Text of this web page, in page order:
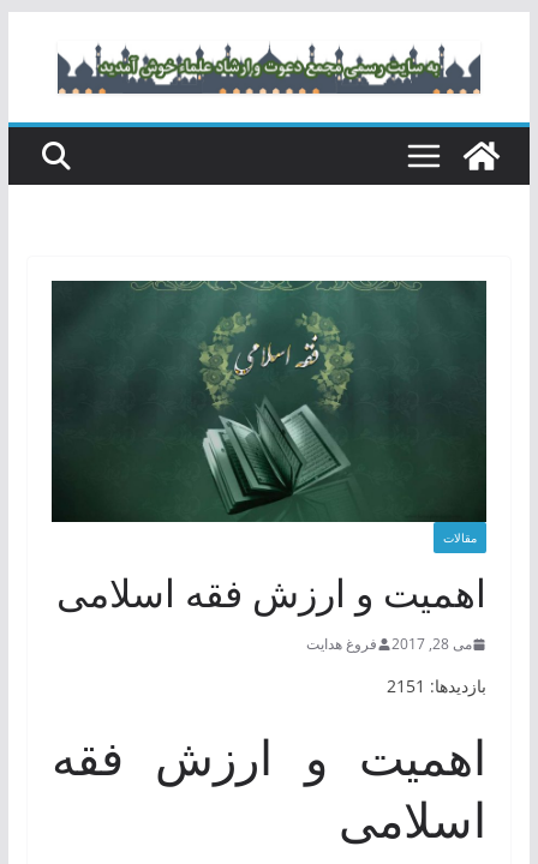
مقالات
اهمیت و ارزش فقه اسلامی
می 28, 2017 فروغ هدایت
بازدیدها: 2151
اهمیت و ارزش فقه
اسلامی